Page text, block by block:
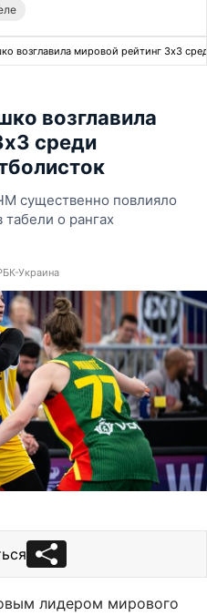
возглавила мировой рейтинг 3х3
возглавила
среди
существенно повлияло
о рангах
Украина
лидером мирового